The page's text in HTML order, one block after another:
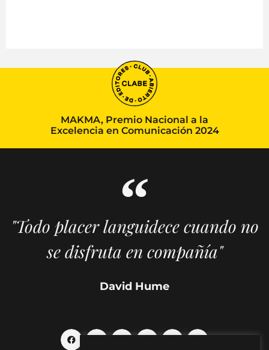
MAKMA, Premio Nacional a la
Excelencia en Comunicación 2024
"Todo placer languidece cuando no
se disfruta en compañía"
David Hume